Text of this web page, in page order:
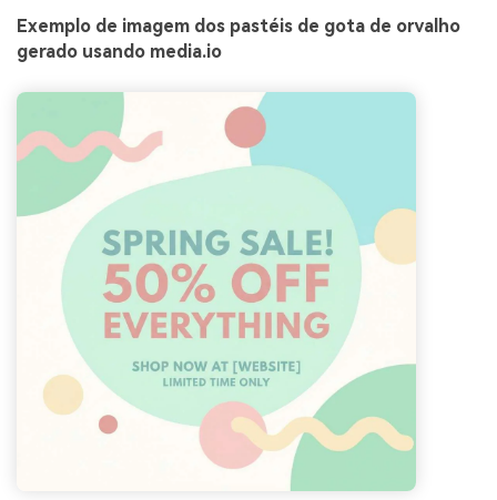
Exemplo de imagem dos pastéis de gota de orvalho
gerado usando media.io